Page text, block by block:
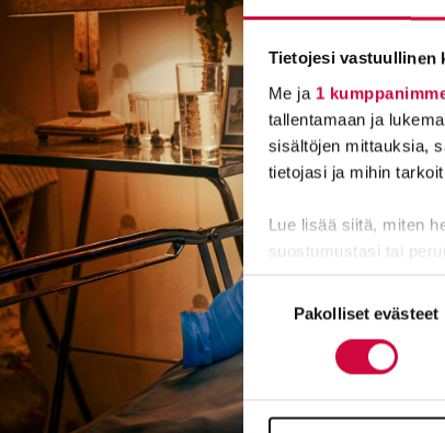
Tietojesi vastuullinen
Me ja 1
tallentamaan ja
sisältöjen mittauksia,
tietojasi ja mihin
Lue lisää siitä, miten
suostumustasi tai
Evästeistä osa on
valinta
Pakolliset evästeet